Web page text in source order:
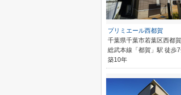
プリミエール西都賀
千葉県千葉市若葉区西都
総武本線「都賀」駅 徒歩
築10年